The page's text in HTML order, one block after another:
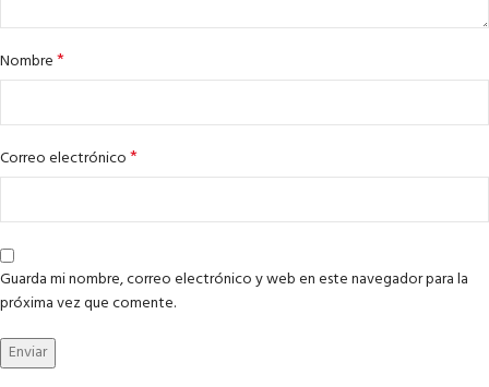
Nombre*
Correo electrónico*
Guarda mi nombre, correo electrónico y web en este navegador para la
próxima vez que comente.